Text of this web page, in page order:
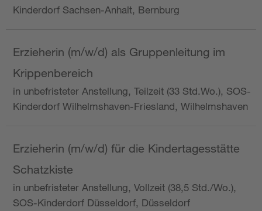
Kinderdorf Sachsen-Anhalt, Bernburg
Erzieherin (m/w/d) als Gruppenleitung im
Krippenbereich
in unbefristeter Anstellung, Teilzeit (33 Std.Wo.), SOS-
Kinderdorf Wilhelmshaven-Friesland, Wilhelmshaven
Erzieherin (m/w/d) für die Kindertagesstätte
Schatzkiste
in unbefristeter Anstellung, Vollzeit (38,5 Std./Wo.),
SOS-Kinderdorf Düsseldorf, Düsseldorf